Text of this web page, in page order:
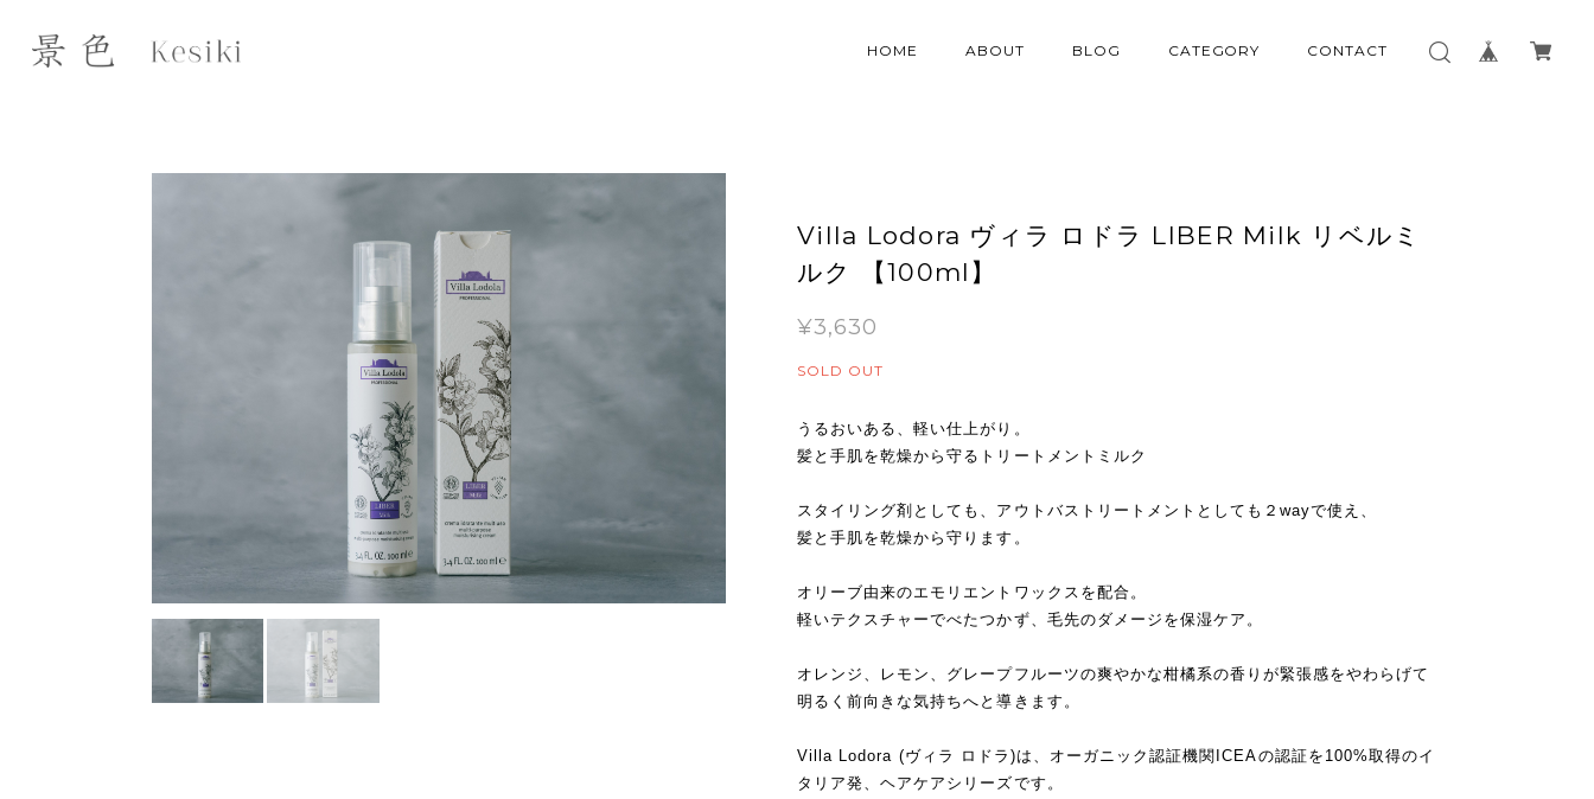
HOME ABOUT BLOG CATEGORY CONTACT
Villa Lodora ヴィラ ロドラ LIBER Milk リベルミ
ルク 【100ml】
¥3,630
SOLD OUT
うるおいある、軽い仕上がり。
髪と手肌を乾燥から守るトリートメントミルク
スタイリング剤としても、アウトバストリートメントとしても２wayで使え、
髪と手肌を乾燥から守ります。
オリーブ由来のエモリエントワックスを配合。
軽いテクスチャーでべたつかず、毛先のダメージを保湿ケア。
オレンジ、レモン、グレープフルーツの爽やかな柑橘系の香りが緊張感をやわらげて
明るく前向きな気持ちへと導きます。
Villa Lodora (ヴィラ ロドラ)は、オーガニック認証機関ICEAの認証を100%取得のイ
タリア発、ヘアケアシリーズです。